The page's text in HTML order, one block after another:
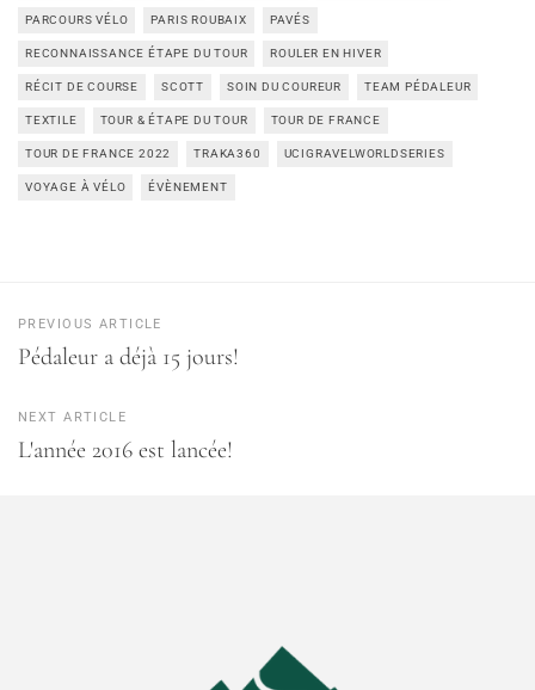
PARCOURS VÉLO PARIS ROUBAIX PAVÉS
RECONNAISSANCE ÉTAPE DU TOUR ROULER EN HIVER
RÉCIT DE COURSE SCOTT SOIN DU COUREUR TEAM PÉDALEUR
TEXTILE TOUR & ÉTAPE DU TOUR TOUR DE FRANCE
TOUR DE FRANCE 2022 TRAKA360 UCIGRAVELWORLDSERIES
VOYAGE À VÉLO ÉVÈNEMENT
PREVIOUS ARTICLE
Pédaleur a déjà 15 jours!
NEXT ARTICLE
L'année 2016 est lancée!